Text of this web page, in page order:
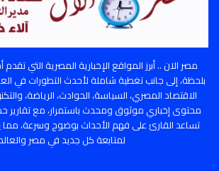
مصر الان .. أبرز المواقع الإخبارية المصرية التي
بلحظة، إلى جانب تغطية شاملة لأحدث التطورات في
الاقتصاد المصري، السياسة، الحوادث، الرياضة،
محتوى إخباري موثوق ومحدث باستمرار، مع تقارير
تساعد القارئ على فهم الأحداث بوضوح وسرعة،
لمتابعة كل جديد في مصر